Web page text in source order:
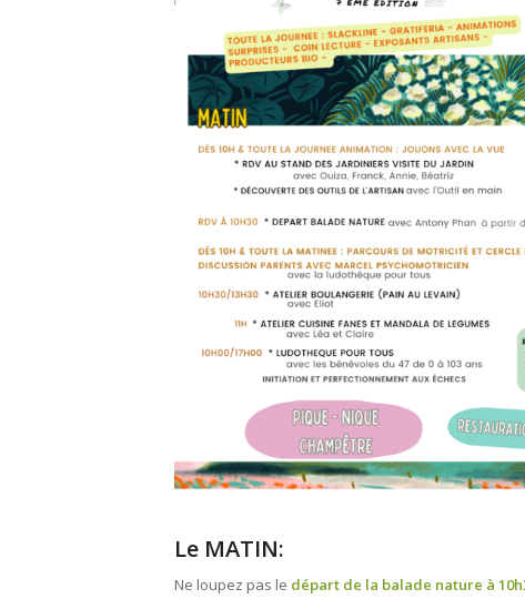
Le MATIN:
Ne loupez pas le départ de la balade nature à